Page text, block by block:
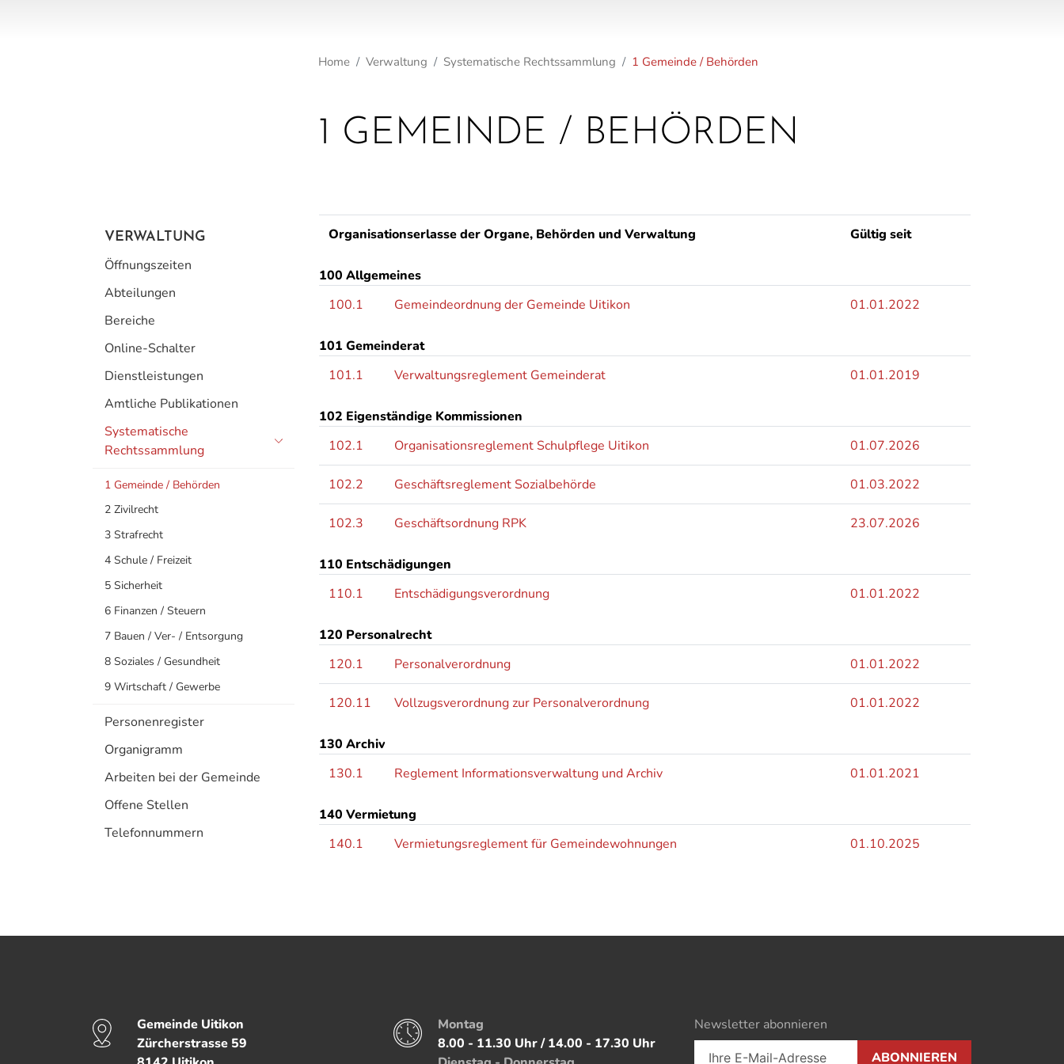
Home Verwaltung Systematische Rechtssammlung 1 Gemeinde / Behörden
1 GEMEINDE / BEHÖRDEN
Subnavigation
VERWALTUNG
Öffnungszeiten
Abteilungen
Bereiche
Online-Schalter
Dienstleistungen
Amtliche Publikationen
Systematische
Rechtssammlung
1 Gemeinde / Behörden
(
u
s
e
w
h
l
)
2 Zivilrecht
3 Strafrecht
4 Schule / Freizeit
5 Sicherheit
6 Finanzen / Steuern
7 Bauen / Ver- / Entsorgung
8 Soziales / Gesundheit
9 Wirtschaft / Gewerbe
Personenregister
Organigramm
Arbeiten bei der Gemeinde
Offene Stellen
Telefonnummern
Organisationserlasse der Organe, Behörden und Verwaltung Gültig seit
100 Allgemeines
100.1
Gemeindeordnung der Gemeinde Uitikon 01.01.2022
101 Gemeinderat
101.1
Verwaltungsreglement Gemeinderat 01.01.2019
102 Eigenständige Kommissionen
102.1
Organisationsreglement Schulpflege Uitikon 01.07.2026
102.2 Geschäftsreglement Sozialbehörde 01.03.2022
102.3 Geschäftsordnung RPK 23.07.2026
110 Entschädigungen
110.1
Entschädigungsverordnung 01.01.2022
120 Personalrecht
120.1
Personalverordnung 01.01.2022
120.11 Vollzugsverordnung zur Personalverordnung 01.01.2022
130 Archiv
130.1
Reglement Informationsverwaltung und Archiv 01.01.2021
140 Vermietung
140.1
Vermietungsreglement für Gemeindewohnungen 01.10.2025
KontaktGemeinde Uitikon
Zürcherstrasse 59
Öffnungszeiten
Montag
8.00 - 11.30 Uhr / 14.00 - 17.30 Uhr
Newsletter abonnieren
ABONNIEREN